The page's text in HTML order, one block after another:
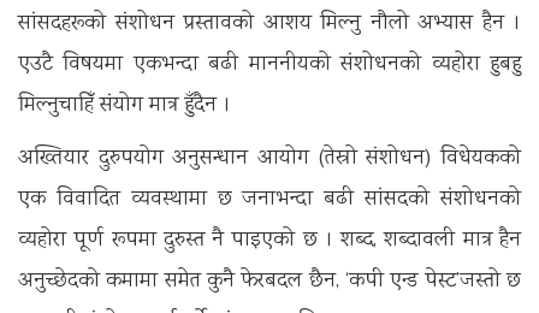
सांसदहरूको संशोधन प्रस्तावको आशय मिल्नु नौलो अभ्यास हैन ।
एउटै विषयमा एकभन्दा बढी माननीयको संशोधनको व्यहोरा हुबहु
मिल्नुचाहिँ संयोग मात्र हुँदैन ।
अख्तियार दुरुपयोग अनुसन्धान आयोग (तेस्रो संशोधन) विधेयकको
एक विवादित व्यवस्थामा छ जनाभन्दा बढी सांसदको संशोधनको
व्यहोरा पूर्ण रूपमा दुरुस्त नै पाइएको छ । शब्द, शब्दावली मात्र हैन
अनुच्छेदको कमामा समेत कुनै फेरबदल छैन, ‘कपी एन्ड पेस्ट’जस्तो छ